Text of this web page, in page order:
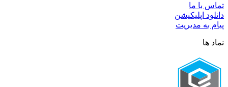
تماس با ما
دانلود اپلیکیشن
پیام به مدیریت
نماد ها